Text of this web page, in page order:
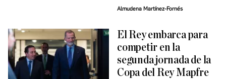
Almudena Martínez-Fornés
El Rey embarca para
competir en la
segunda jornada de la
Copa del Rey Mapfre